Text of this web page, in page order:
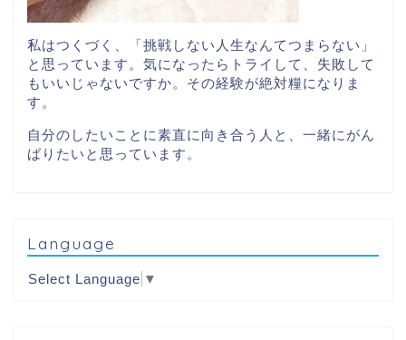
私はつくづく、「挑戦しない人生なんてつまらない」
と思っています。気になったらトライして、失敗して
もいいじゃないですか。その経験が絶対糧になりま
す。
自分のしたいことに素直に向き合う人と、一緒にがん
ばりたいと思っています。
Language
Select Language ▼